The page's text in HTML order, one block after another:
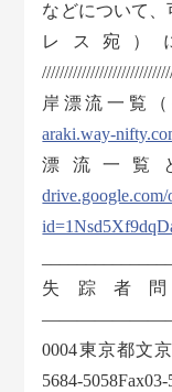
などについて
レス宛）
岸漂流一覧
araki.way-
漂流一覧
drive.google.com/
失踪者
0004東京都文
5684-